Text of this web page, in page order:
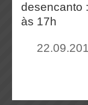
desencanto
às 17h